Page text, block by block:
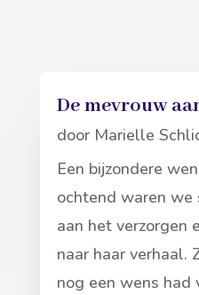
De mevrouw
door Marielle
Een bijzondere
ochtend waren we
aan het verzorgen
naar haar verhaal.
nog een wens had